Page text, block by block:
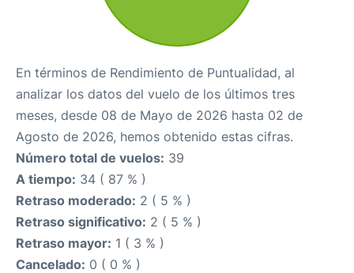
En términos de Rendimiento de Puntualidad, al
analizar los datos del vuelo de los últimos tres
meses, desde 08 de Mayo de 2026 hasta 02 de
Agosto de 2026, hemos obtenido estas cifras.
Número total de vuelos: 39
A tiempo: 34 ( 87 % )
Retraso moderado: 2 ( 5 % )
Retraso significativo: 2 ( 5 % )
Retraso mayor: 1 ( 3 % )
Cancelado: 0 ( 0 % )